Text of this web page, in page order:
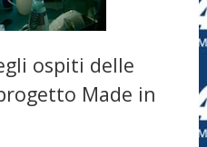
ospiti delle
Made in